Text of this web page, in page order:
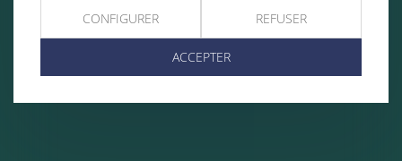
CONFIGURER REFUSER
ACCEPTER